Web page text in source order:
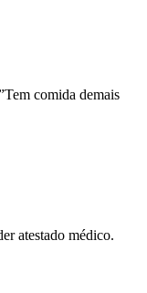
comida demais
atestado médico.